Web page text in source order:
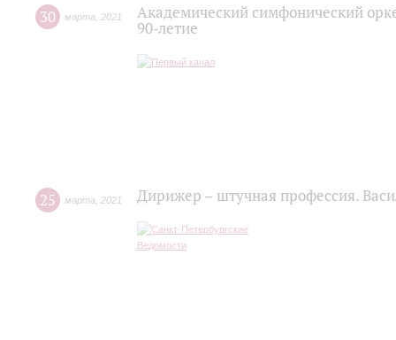
30 марта 2021
Академический симфонический
90-летие
25 марта 2021 Дирижер – штучная профессия.